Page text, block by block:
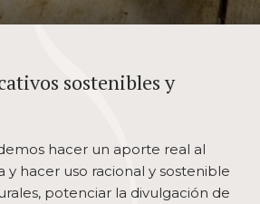
sostenibles y
hacer un aporte real al
y hacer uso racional y sostenible
potenciar la divulgación de